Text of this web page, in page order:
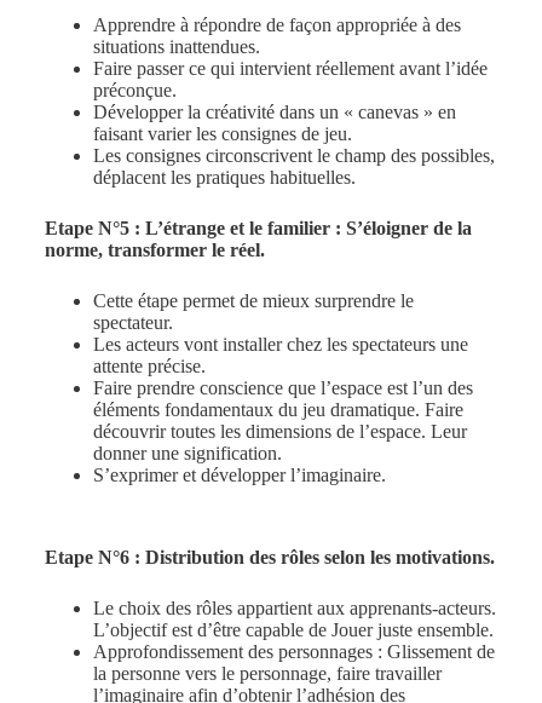
Apprendre à répondre de façon appropriée à des
situations inattendues.
Faire passer ce qui intervient réellement avant l’idée
préconçue.
Développer la créativité dans un « canevas » en
faisant varier les consignes de jeu.
Les consignes circonscrivent le champ des possibles,
déplacent les pratiques habituelles.
Etape N°5 : L’étrange et le familier : S’éloigner de la
norme, transformer le réel.
Cette étape permet de mieux surprendre le
spectateur.
Les acteurs vont installer chez les spectateurs une
attente précise.
Faire prendre conscience que l’espace est l’un des
éléments fondamentaux du jeu dramatique. Faire
découvrir toutes les dimensions de l’espace. Leur
donner une signification.
S’exprimer et développer l’imaginaire.
Etape N°6 : Distribution des rôles selon les motivations.
Le choix des rôles appartient aux apprenants-acteurs.
L’objectif est d’être capable de Jouer juste ensemble.
Approfondissement des personnages : Glissement de
la personne vers le personnage, faire travailler
l’imaginaire afin d’obtenir l’adhésion des